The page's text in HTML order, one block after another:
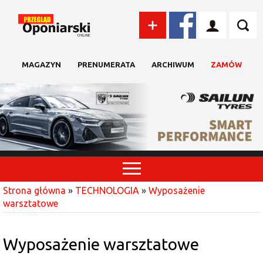
MAGAZYN PRENUMERATA ARCHIWUM ZAMÓW
Strona główna » TECHNOLOGIA » Wyposażenie
warsztatowe
Wyposażenie warsztatowe